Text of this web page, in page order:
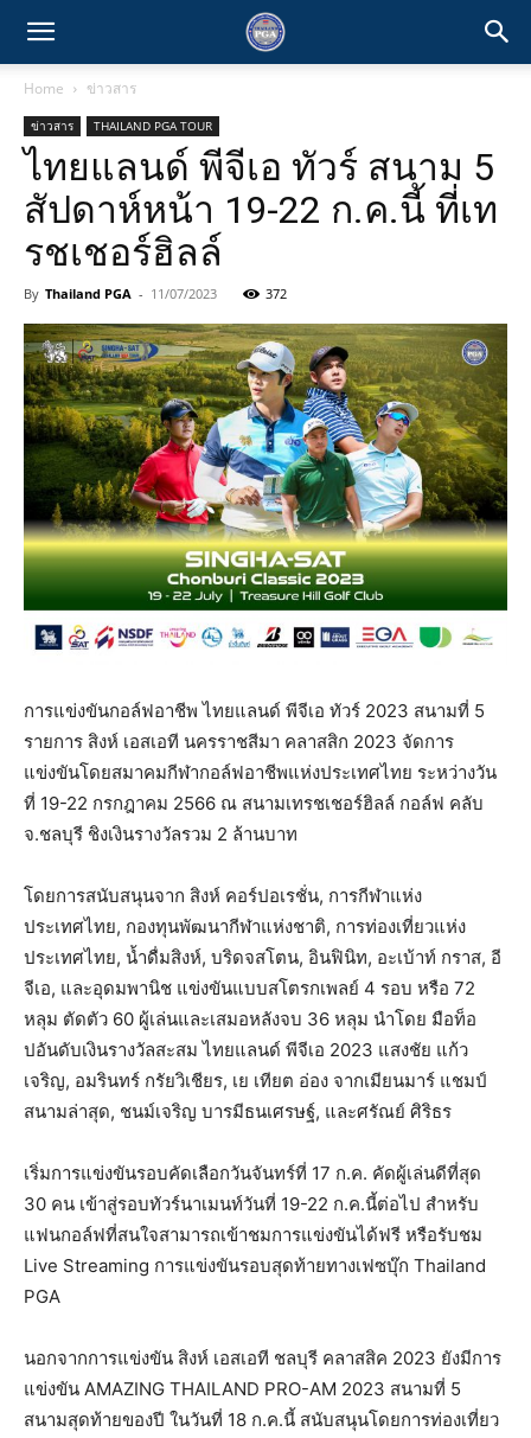
Home ข่าวสาร
ข่าวสาร THAILAND PGA TOUR
ไทยแลนด์ พีจีเอ ทัวร์ สนาม 5
สัปดาห์หน้า 19-22 ก.ค.นี้ ที่เท
รชเชอร์ฮิลล์
By Thailand PGA - 11/07/2023 372
การแข่งขันกอล์ฟอาชีพ ไทยแลนด์ พีจีเอ ทัวร์ 2023 สนามที่ 5
รายการ สิงห์ เอสเอที นครราชสีมา คลาสสิก 2023 จัดการ
แข่งขันโดยสมาคมกีฬากอล์ฟอาชีพแห่งประเทศไทย ระหว่างวัน
ที่ 19-22 กรกฎาคม 2566 ณ สนามเทรชเชอร์ฮิลล์ กอล์ฟ คลับ
จ.ชลบุรี ชิงเงินรางวัลรวม 2 ล้านบาท
โดยการสนับสนุนจาก สิงห์ คอร์ปอเรชั่น, การกีฬาแห่ง
ประเทศไทย, กองทุนพัฒนากีฬาแห่งชาติ, การท่องเที่ยวแห่ง
ประเทศไทย, น้ำดื่มสิงห์, บริดจสโตน, อินฟินิท, อะเบ้าท์ กราส, อี
จีเอ, และอุดมพานิช แข่งขันแบบสโตรกเพลย์ 4 รอบ หรือ 72
หลุม ตัดตัว 60 ผู้เล่นและเสมอหลังจบ 36 หลุม นำโดย มือท็อ
ปอันดับเงินรางวัลสะสม ไทยแลนด์ พีจีเอ 2023 แสงชัย แก้ว
เจริญ, อมรินทร์ กรัยวิเชียร, เย เทียต อ่อง จากเมียนมาร์ แชมป์
สนามล่าสุด, ชนม์เจริญ บารมีธนเศรษฐ์, และศรัณย์ ศิริธร
เริ่มการแข่งขันรอบคัดเลือกวันจันทร์ที่ 17 ก.ค. คัดผู้เล่นดีที่สุด
30 คน เข้าสู่รอบทัวร์นาเมนท์วันที่ 19-22 ก.ค.นี้ต่อไป สำหรับ
แฟนกอล์ฟที่สนใจสามารถเข้าชมการแข่งขันได้ฟรี หรือรับชม
Live Streaming การแข่งขันรอบสุดท้ายทางเฟซบุ๊ก Thailand
PGA
นอกจากการแข่งขัน สิงห์ เอสเอที ชลบุรี คลาสสิค 2023 ยังมีการ
แข่งขัน AMAZING THAILAND PRO-AM 2023 สนามที่ 5
สนามสุดท้ายของปี ในวันที่ 18 ก.ค.นี้ สนับสนุนโดยการท่องเที่ยว